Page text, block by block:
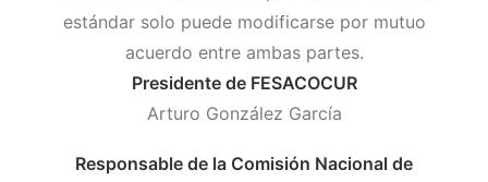
estándar solo puede modificarse por mutuo
acuerdo entre ambas partes.
Presidente de FESACOCUR
Arturo González García
Responsable de la Comisión Nacional de